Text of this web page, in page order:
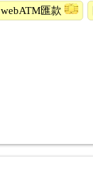
webATM匯款